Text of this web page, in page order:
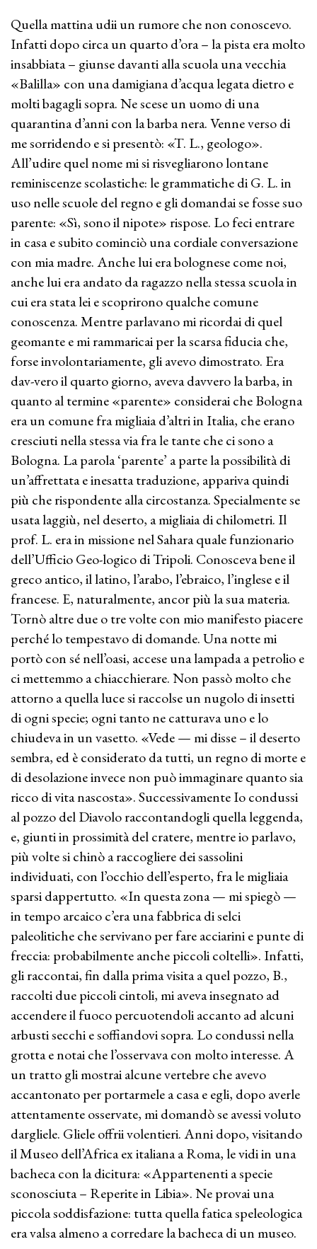
Quella mattina udii un rumore che non conoscevo.
Infatti dopo circa un quarto d’ora – la pista era molto
insabbiata – giunse davanti alla scuola una vecchia
«Balilla» con una damigiana d’acqua legata dietro e
molti bagagli sopra. Ne scese un uomo di una
quarantina d’anni con la barba nera. Venne verso di
me sorridendo e si presentò: «T. L., geologo».
All’udire quel nome mi si risvegliarono lontane
reminiscenze scolastiche: le grammatiche di G. L. in
uso nelle scuole del regno e gli domandai se fosse suo
parente: «Sì, sono il nipote» rispose. Lo feci entrare
in casa e subito cominciò una cordiale conversazione
con mia madre. Anche lui era bolognese come noi,
anche lui era andato da ragazzo nella stessa scuola in
cui era stata lei e scoprirono qualche comune
conoscenza. Mentre parlavano mi ricordai di quel
geomante e mi rammaricai per la scarsa fiducia che,
forse involontariamente, gli avevo dimostrato. Era
dav-vero il quarto giorno, aveva davvero la barba, in
quanto al termine «parente» considerai che Bologna
era un comune fra migliaia d’altri in Italia, che erano
cresciuti nella stessa via fra le tante che ci sono a
Bologna. La parola ‘parente’ a parte la possibilità di
un’affrettata e inesatta traduzione, appariva quindi
più che rispondente alla circostanza. Specialmente se
usata laggiù, nel deserto, a migliaia di chilometri. Il
prof. L. era in missione nel Sahara quale funzionario
dell’Ufficio Geo-logico di Tripoli. Conosceva bene il
greco antico, il latino, l’arabo, l’ebraico, l’inglese e il
francese. E, naturalmente, ancor più la sua materia.
Tornò altre due o tre volte con mio manifesto piacere
perché lo tempestavo di domande. Una notte mi
portò con sé nell’oasi, accese una lampada a petrolio e
ci mettemmo a chiacchierare. Non passò molto che
attorno a quella luce si raccolse un nugolo di insetti
di ogni specie; ogni tanto ne catturava uno e lo
chiudeva in un vasetto. «Vede — mi disse – il deserto
sembra, ed è considerato da tutti, un regno di morte e
di desolazione invece non può immaginare quanto sia
ricco di vita nascosta». Successivamente Io condussi
al pozzo del Diavolo raccontandogli quella leggenda,
e, giunti in prossimità del cratere, mentre io parlavo,
più volte si chinò a raccogliere dei sassolini
individuati, con l’occhio dell’esperto, fra le migliaia
sparsi dappertutto. «In questa zona — mi spiegò —
in tempo arcaico c’era una fabbrica di selci
paleolitiche che servivano per fare acciarini e punte di
freccia: probabilmente anche piccoli coltelli». Infatti,
gli raccontai, fin dalla prima visita a quel pozzo, B.,
raccolti due piccoli cintoli, mi aveva insegnato ad
accendere il fuoco percuotendoli accanto ad alcuni
arbusti secchi e soffiandovi sopra. Lo condussi nella
grotta e notai che l’osservava con molto interesse. A
un tratto gli mostrai alcune vertebre che avevo
accantonato per portarmele a casa e egli, dopo averle
attentamente osservate, mi domandò se avessi voluto
dargliele. Gliele offrii volentieri. Anni dopo, visitando
il Museo dell’Africa ex italiana a Roma, le vidi in una
bacheca con la dicitura: «Appartenenti a specie
sconosciuta – Reperite in Libia». Ne provai una
piccola soddisfazione: tutta quella fatica speleologica
era valsa almeno a corredare la bacheca di un museo.